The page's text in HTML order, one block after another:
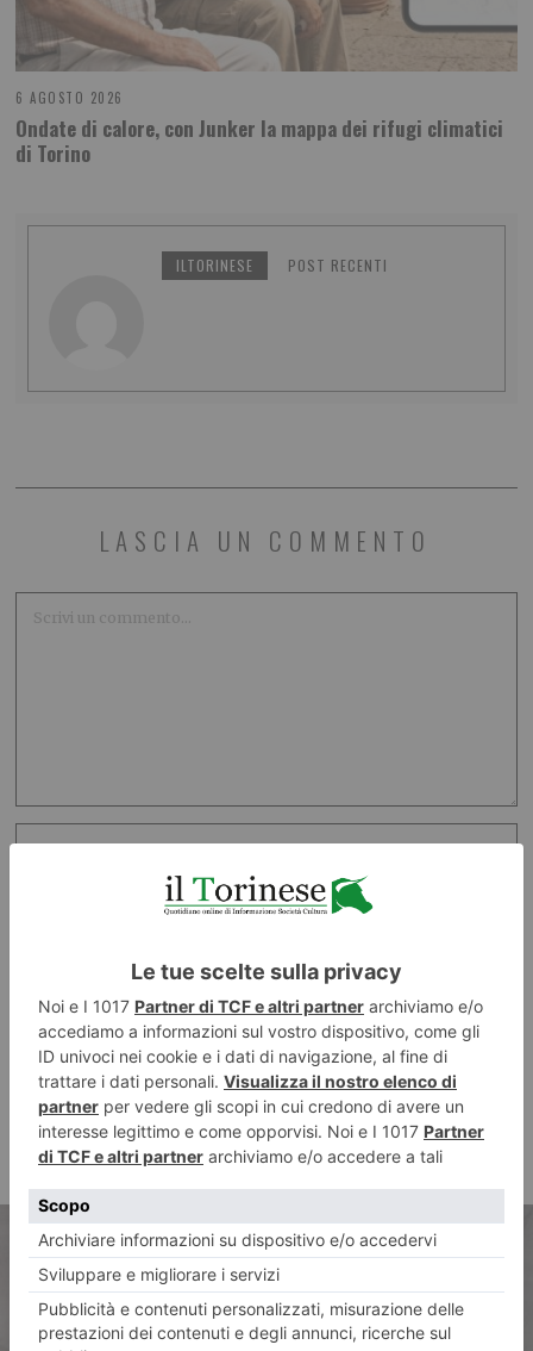
6 AGOSTO 2026
Ondate di calore, con Junker la mappa dei rifugi climatici
di Torino
ILTORINESE POST RECENTI
LASCIA UN COMMENTO